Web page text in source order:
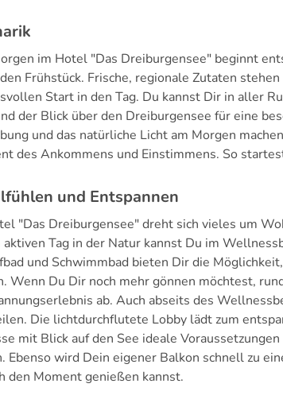
im Hotel "Das Dreiburgensee" beginnt
Frühstück. Frische, regionale Zutaten
Start in den Tag. Du kannst Dir in aller
der Blick über den Dreiburgensee für eine
und das natürliche Licht am Morgen
des Ankommens und Einstimmens. So
und Entspannen
"Das Dreiburgensee" dreht sich vieles um
Tag in der Natur kannst Du im
und Schwimmbad bieten Dir die
Wenn Du Dir noch mehr gönnen möchtest,
ab. Auch abseits des
Die lichtdurchflutete Lobby lädt zum
mit Blick auf den See ideale
Ebenso wird Dein eigener Balkon schnell zu
den Moment genießen kannst.